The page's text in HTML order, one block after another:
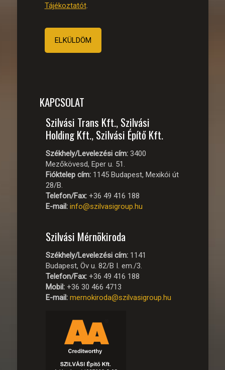
Tájékoztatót.
KAPCSOLAT
Szilvási Trans Kft., Szilvási
Holding Kft., Szilvási Építő Kft.
Székhely/Levelezési cím:3400
Mezőkövesd, Eper u. 51.
Fióktelep cím:1145 Budapest, Mexikói út
28/B.
Telefon/Fax:+36 49 416 188
E-mail: info@szilvasigroup.hu
Szilvási Mérnökiroda
Székhely/Levelezési cím:1141
Budapest, Öv u. 82/B I. em./3.
Telefon/Fax:+36 49 416 188
Mobil:+36 30 466 4713
E-mail: mernokiroda@szilvasigroup.hu